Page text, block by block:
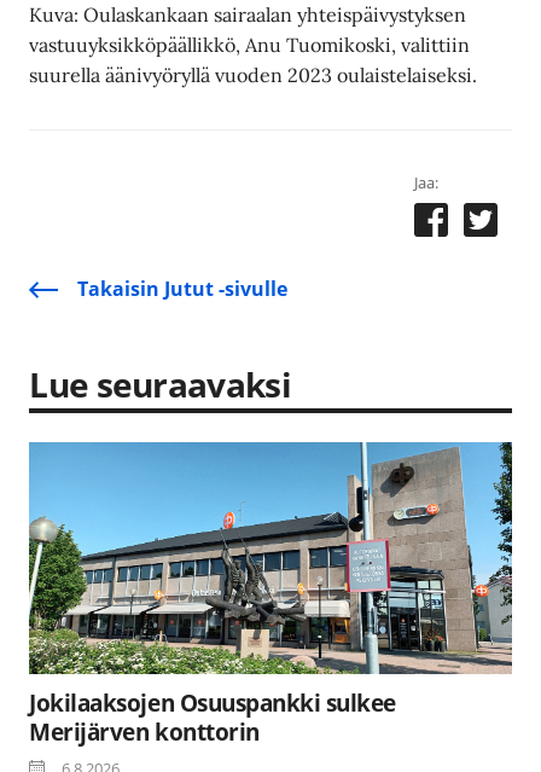
Kuva: Oulaskankaan sairaalan yhteispäivystyksen
vastuuyksikköpäällikkö, Anu Tuomikoski, valittiin
suurella äänivyöryllä vuoden 2023 oulaistelaiseksi.
Jaa:
Takaisin Jutut -sivulle
Lue seuraavaksi
Jokilaaksojen Osuuspankki sulkee
Merijärven konttorin